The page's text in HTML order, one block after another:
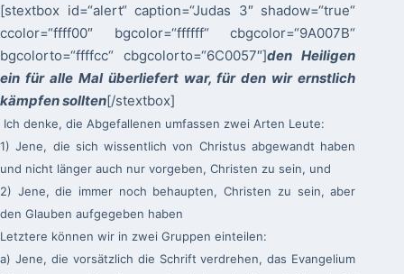
[stextbox id=“alert“ caption=“Judas 3″ shadow=“true“
ccolor=“ffff00″ bgcolor=“ffffff“ cbgcolor=“9A007B“
bgcolorto=“ffffcc“ cbgcolorto=“6C0057″]den Heiligen
ein für alle Mal überliefert war, für den wir ernstlich
kämpfen sollten[/stextbox]
Ich denke, die Abgefallenen umfassen zwei Arten Leute:
1) Jene, die sich wissentlich von Christus abgewandt haben
und nicht länger auch nur vorgeben, Christen zu sein, und
2) Jene, die immer noch behaupten, Christen zu sein, aber
den Glauben aufgegeben haben
Letztere können wir in zwei Gruppen einteilen:
a) Jene, die vorsätzlich die Schrift verdrehen, das Evangelium